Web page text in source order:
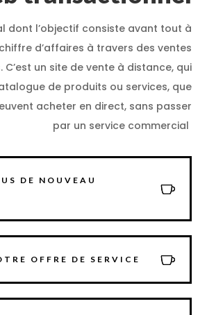
dont l’objectif consiste avant tout à
d’affaires à travers des ventes
C’est un site de vente à distance, qui
de produits ou services, que
acheter en direct, sans passer
par un service commercial
DE NOUVEAU
OFFRE DE SERVICE